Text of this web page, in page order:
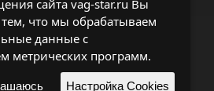
на обслуживание
сайта
сайта vag-star.ru Вы
тем, что мы обрабатываем
данные с
метрических программ.
Настройка Cookies